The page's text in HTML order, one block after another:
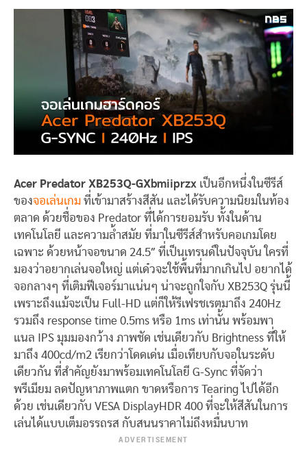
Acer Predator XB253Q-GXbmiiprzx เป็นอีกหนึ่งในซีรีส์
ของจอเล่นเกม ที่เข้ามาสร้างสีสัน และได้รับความนิยมในท้อง
ตลาด ด้วยชื่อของ Predator ที่ได้การยอมรับ ทั้งในด้าน
เทคโนโลยี และความล้ำสมัย ที่มาในซีรีส์สำหรับคอเกมโดย
เฉพาะ ด้วยหน้าจอขนาด 24.5″ ที่เป็นเทรนด์ในปัจจุบัน ใครที่
มองว่าอยากเล่นจอใหญ่ แต่เด๋วจะใช้พื้นที่มากเกินไป อยากได้
จอกลางๆ ที่เติมฟีเจอร์มาแน่นๆ น่าจะถูกใจกับ XB253Q รุ่นนี้
เพราะถึงแม้จะเป็น Full-HD แต่ก็ให้รีเฟรชเรตมาถึง 240Hz
รวมถึง response time 0.5ms หรือ 1ms เท่านั้น พร้อมพา
แนล IPS มุมมองกว้าง ภาพชัด เช่นเดียวกับ Brightness ที่ให้
มาถึง 400cd/m2 เรียกว่าโดดเด่น เมื่อเทียบกับจอในระดับ
เดียวกัน ที่สำคัญยังมาพร้อมเทคโนโลยี G-Sync ที่จัดว่า
พรีเมียม ลดปัญหาภาพแตก ขาดหรือการ Tearing ไปได้อีก
ด้วย เช่นเดียวกับ VESA DisplayHDR 400 ที่จะให้สีสันในการ
เล่นได้แบบเต็มอรรถรส กับสนนราคาไม่ถึงหมื่นบาท
ADVERTISEMENT